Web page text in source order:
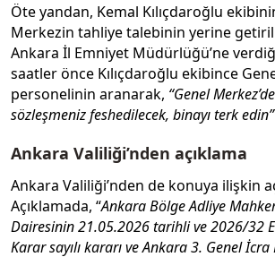
Öte yandan, Kemal Kılıçdaroğlu
Merkezin tahliye talebinin yerine
Ankara İl Emniyet Müdürlüğü’ne
saatler önce Kılıçdaroğlu ekibince
personelinin aranarak, “Genel
sözleşmeniz feshedilecek, binayı terk edin”
Ankara Valiliği’nden açıklama
Ankara Valiliği’nden de konuya ilişkin
Açıklamada, “Ankara Bölge Adliye
Dairesinin 21.05.2026 tarihli ve 2026/32
Karar sayılı kararı ve Ankara 3. Genel